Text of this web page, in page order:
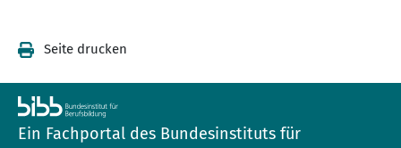
Seite drucken
Ein Fachportal des Bundesinstituts für